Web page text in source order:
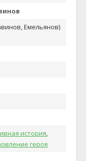
Емельянов)
история,
героя